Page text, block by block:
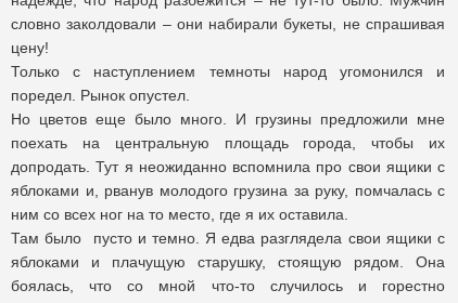
словно заколдовали – они набирали букеты, не спрашивая
цену!
Только с наступлением темноты народ угомонился и
поредел. Рынок опустел.
Но цветов еще было много. И грузины предложили мне
поехать на центральную площадь города, чтобы их
допродать. Тут я неожиданно вспомнила про свои ящики с
яблоками и, рванув молодого грузина за руку, помчалась с
ним со всех ног на то место, где я их оставила.
Там было пусто и темно. Я едва разглядела свои ящики с
яблоками и плачущую старушку, стоящую рядом. Она
боялась, что со мной что-то случилось и горестно